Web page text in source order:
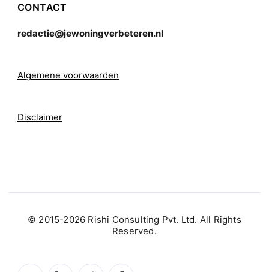
CONTACT
redactie@jewoningverbeteren.nl
Algemene voorwaarden
Disclaimer
© 2015-2026 Rishi Consulting Pvt. Ltd. All Rights
Reserved.